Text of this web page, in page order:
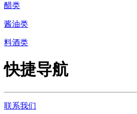
醋类
酱油类
料酒类
快捷导航
联系我们